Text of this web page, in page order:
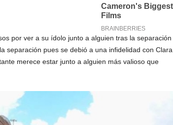
por ver a su ídolo junto a alguien tras la separación
separación pues se debió a una infidelidad con Clara
merece estar junto a alguien más valioso que